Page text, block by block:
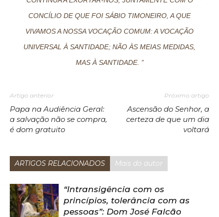
CONCÍLIO DE QUE FOI SÁBIO TIMONEIRO, A QUE
VIVAMOS A NOSSA VOCAÇÃO COMUM: A VOCAÇÃO
UNIVERSAL À SANTIDADE; NÃO ÀS MEIAS MEDIDAS,
MAS À SANTIDADE. ”
Artigo anterior
Papa na Audiência Geral:
a salvação não se compra,
é dom gratuito
Próximo artigo
Ascensão do Senhor, a
certeza de que um dia
voltará
ARTIGOS RELACIONADOS Mais do autor
“Intransigência com os
princípios, tolerância com as
pessoas”: Dom José Falcão